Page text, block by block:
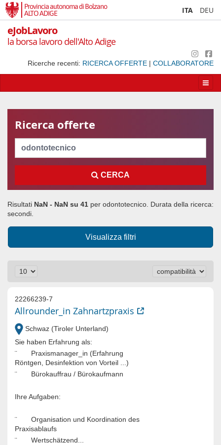
Provincia autonoma di Bolzano
ALTO ADIGE
ITA DEU
eJobLavoro
la borsa lavoro dell'Alto Adige
Ricerche recenti: RICERCA OFFERTE | COLLABORATORE
Apri/
la
Ricerca offerte
CERCA
Risultati NaN - NaN su 41 per odontotecnico. Durata della ricerca:
secondi.
Visualizza filtri
22266239-7
Allrounder_in Zahnartzpraxis
Schwaz (Tiroler Unterland)
Sie haben Erfahrung als:
¨ Praxismanager_in (Erfahrung
Röntgen, Desinfektion von Vorteil ...)
¨ Bürokauffrau / Bürokaufmann
Ihre Aufgaben:
¨ Organisation und Koordination des
Praxisablaufs
¨ Wertschätzend...